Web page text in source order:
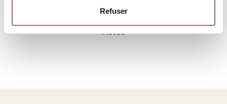
Refuser
Météo